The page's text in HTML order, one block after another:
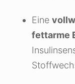
Eine
fettarme